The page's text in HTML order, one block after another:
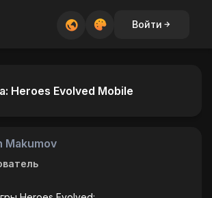
Войти
Heroes Evolved Mobile
Makumov